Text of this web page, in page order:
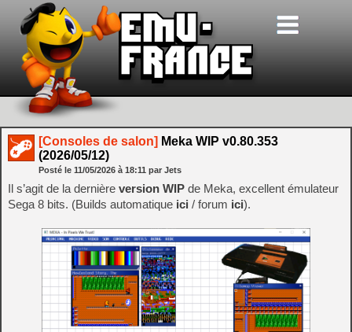
[Consoles de salon] Meka WIP v0.80.353
(2026/05/12)
Posté le 11/05/2026 à 18:11 par Jets
Il s’agit de la dernière version WIP de Meka, excellent émulateur
Sega 8 bits. (Builds automatique ici / forum ici).